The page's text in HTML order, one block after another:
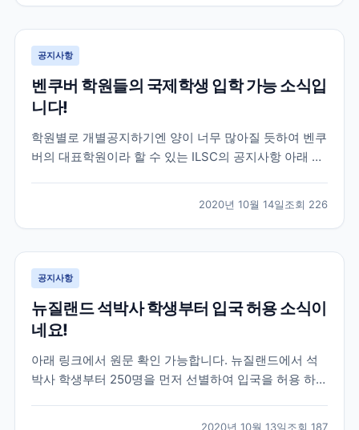
공지사항
벤쿠버 학원들의 국제학생 입학 가능 소식입
니다!
학원별로 개별공지하기엔 양이 너무 많아질 듯하여 벤쿠
버의 대표학원이라 할 수 있는 ILSC의 공지사항 아래 첨
위한 새로운 DLI넘버의 발표가 시작되고 있습니다. 벤쿠
버에 많은 학원 및 교육기관들이 현재 심사중이거나 심...
2020년 10월 14일조회 226
공지사항
뉴질랜드 석박사 학생부터 입국 허용 소식이
네요!
아래 링크에서 원문 확인 가능합니다. 뉴질랜드에서 석
박사 학생부터 250명을 먼저 선별하여 입국을 허용 하겠
2020년 10월 13일조회 187